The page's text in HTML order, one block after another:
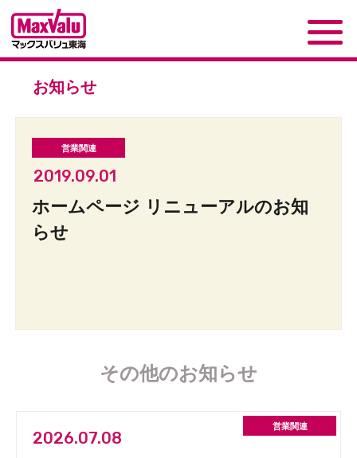
お知らせ
2019.09.01
ホームページ リニューアルのお知
らせ
その他のお知らせ
2026.07.08